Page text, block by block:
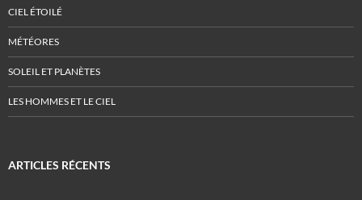
CIEL ÉTOILÉ
MÉTÉORES
SOLEIL ET PLANÈTES
LES HOMMES ET LE CIEL
ARTICLES RÉCENTS